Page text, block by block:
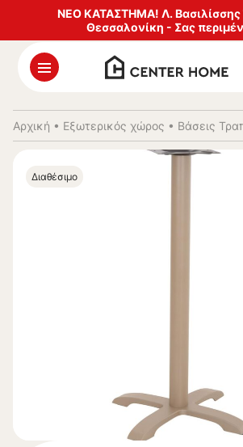
ΝΕΟ ΚΑΤΑΣΤΗΜΑ! Λ. Βασιλίσσης
Θεσσαλονίκη - Σας
Αρχική • Εξωτερικός χώρος • Βάσεις
Διαθέσιμο